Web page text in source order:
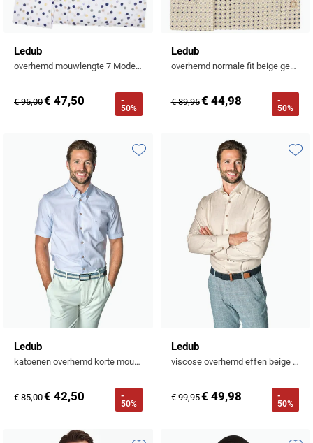
Ledub
overhemd mouwlengte 7 Modern Fit New normale fit wit geprint
€ 95,00€ 47,50
-
50%
Ledub
overhemd normale fit beige geprint
€ 89,95€ 44,98
-
50%
Ledub
katoenen overhemd korte mouw effen lichtblauw
€ 85,00€ 42,50
-
50%
Toevoegen aan favorieten
Ledub
viscose overhemd effen beige normale fit
€ 99,95€ 49,98
-
50%